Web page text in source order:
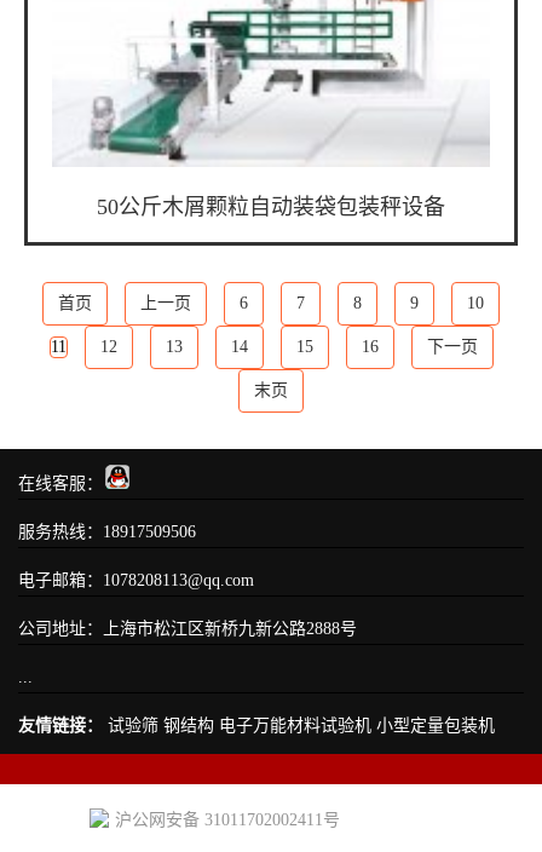
50公斤木屑颗粒自动装袋包装秤设备
首页 上一页 6 7 8 9 10
11 12 13 14 15 16 下一页
末页
在线客服：
服务热线：18917509506
电子邮箱：1078208113@qq.com
公司地址：上海市松江区新桥九新公路2888号
友情链接： 试验筛 钢结构 电子万能材料试验机 小型定量包装机
沪公网安备 31011702002411号